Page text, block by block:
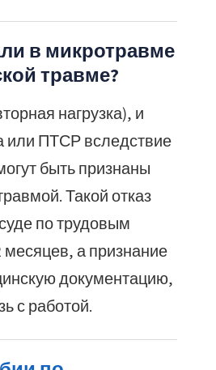
в микротравме
травме?
нагрузка), и
или ПТСР вследствие
быть признаны
Такой отказ
по трудовым
месяцев, а признание
документацию,
с работой.